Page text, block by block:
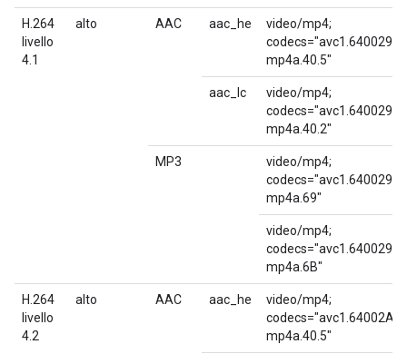
H.264
livello
4.1
alto AAC aac_he
video/mp4;
codecs="avc1.640029,
mp4a.40.5"
aac_lc
video/mp4;
codecs="avc1.640029,
mp4a.40.2"
MP3
video/mp4;
codecs="avc1.640029,
mp4a.69"
video/mp4;
codecs="avc1.640029,
mp4a.6B"
H.264
livello
4.2
alto AAC aac_he
video/mp4;
codecs="avc1.64002A,
mp4a.40.5"